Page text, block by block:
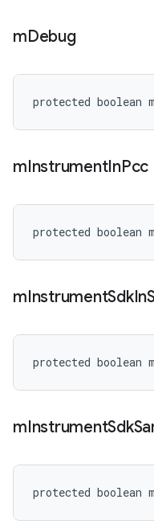
mDebug
protected boolean
mInstrumentInPcc
protected boolean
mInstrumentSdkIn
protected boolean
mInstrumentSdk
protected boolean